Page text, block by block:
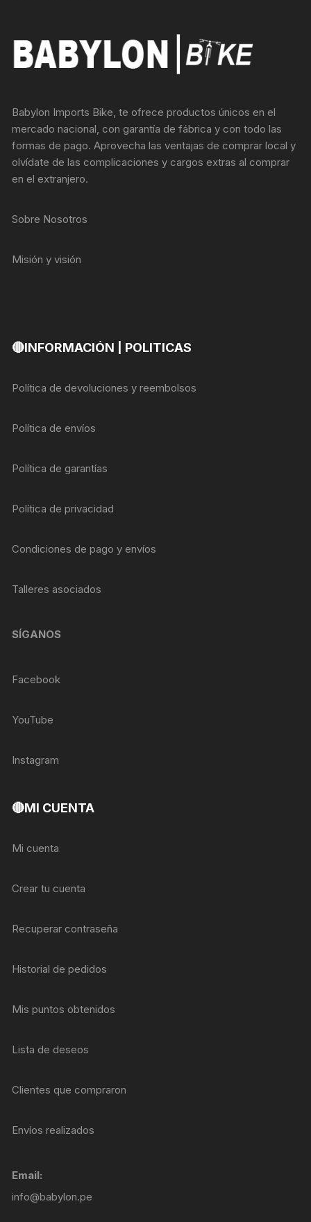
Babylon Imports Bike, te ofrece productos únicos en el
mercado nacional, con garantía de fábrica y con todo las
formas de pago. Aprovecha las ventajas de comprar local y
olvídate de las complicaciones y cargos extras al comprar
en el extranjero.
Sobre Nosotros
Misión y visión
🔴INFORMACIÓN | POLITICAS
Política de devoluciones y reembolsos
Política de envíos
Política de garantías
Política de privacidad
Condiciones de pago y envíos
Talleres asociados
SÍGANOS
Facebook
YouTube
Instagram
🔴MI CUENTA
Mi cuenta
Crear tu cuenta
Recuperar contraseña
Historial de pedidos
Mis puntos obtenidos
Lista de deseos
Clientes que compraron
Envíos realizados
Email:
info@babylon.pe